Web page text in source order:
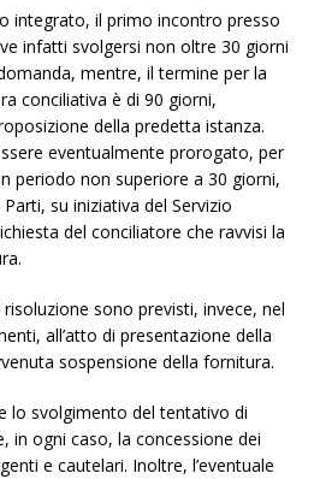
integrato, il primo incontro presso
infatti svolgersi non oltre 30 giorni
mentre, il termine per la
conciliativa è di 90 giorni,
della predetta istanza.
eventualmente prorogato, per
periodo non superiore a 30 giorni,
su iniziativa del Servizio
del conciliatore che ravvisi la
sono previsti, invece, nel
all’atto di presentazione della
sospensione della fornitura.
lo svolgimento del tentativo di
in ogni caso, la concessione dei
e cautelari. Inoltre, l’eventuale